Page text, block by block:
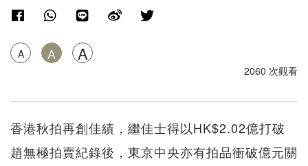
A A A
2060 次觀看
香港秋拍再創佳績，繼佳士得以HK$2.02億打破
趙無極拍賣紀錄後，東京中央亦有拍品衝破億元關